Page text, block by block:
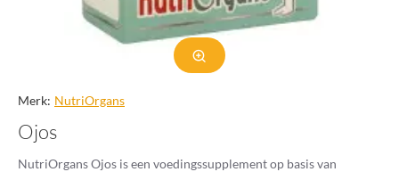
Merk: NutriOrgans
Ojos
NutriOrgans Ojos is een voedingssupplement op basis van